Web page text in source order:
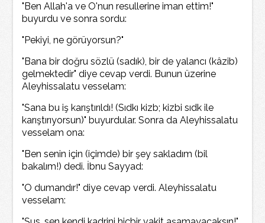
"Ben Allah'a ve O'nun resullerine iman ettim!"
buyurdu ve sonra sordu:
"Pekiyi, ne görüyorsun?"
"Bana bir doğru sözlü (sadık), bir de yalancı (kâzib)
gelmektedir" diye cevap verdi. Bunun üzerine
Aleyhissalatu vesselam:
"Sana bu iş karıştırıldı! (Sıdkı kizb; kizbi sıdk ile
karıştırıyorsun)" buyurdular. Sonra da Aleyhissalatu
vesselam ona:
"Ben senin için (içimde) bir şey sakladım (bil
bakalım!) dedi. İbnu Sayyad:
"O dumandır!" diye cevap verdi. Aleyhissalatu
vesselam: